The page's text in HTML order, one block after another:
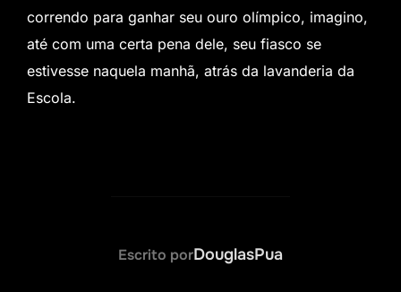
correndo para ganhar seu ouro olímpico, imagino,
até com uma certa pena dele, seu fiasco se
estivesse naquela manhã, atrás da lavanderia da
Escola.
AUTOR DO POST
Escrito porDouglasPua